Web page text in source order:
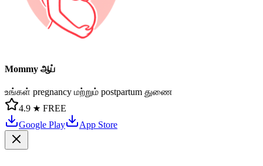
Mommy ஆப்
உங்கள் pregnancy மற்றும் postpartum துணை
4.9 ★ FREE
Google Play
App Store